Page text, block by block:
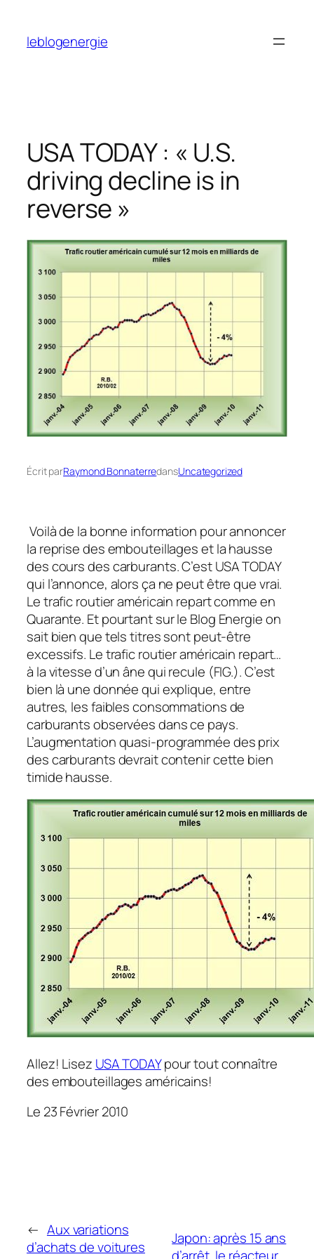
contenu
leblogenergie
USA TODAY : « U.S.
driving decline is in
reverse »
Écrit parRaymond BonnaterredansUncategorized
Voilà de la bonne information pour annoncer
la reprise des embouteillages et la hausse
des cours des carburants. C’est USA TODAY
qui l’annonce, alors ça ne peut être que vrai.
Le trafic routier américain repart comme en
Quarante. Et pourtant sur le Blog Energie on
sait bien que tels titres sont peut-être
excessifs. Le trafic routier américain repart…
à la vitesse d’un âne qui recule (FIG.). C’est
bien là une donnée qui explique, entre
autres, les faibles consommations de
carburants observées dans ce pays.
L’augmentation quasi-programmée des prix
des carburants devrait contenir cette bien
timide hausse.
Allez! Lisez USA TODAYpour tout connaître
des embouteillages américains!
Le 23 Février 2010
← Aux variations
d’achats de voitures
Japon: après 15 ans